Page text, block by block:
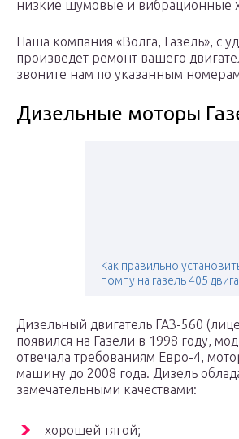
низкие шумовые и вибрационные
Наша компания «Волга, Газель», с
произведет ремонт вашего
звоните нам по указанным
Дизельные моторы
Как правильно
помпу на газель 405
Дизельный двигатель ГАЗ-560
появился на Газели в 1998 году,
отвечала требованиям Евро-4,
машину до 2008 года. Дизель
замечательными качествами:
хорошей тягой;